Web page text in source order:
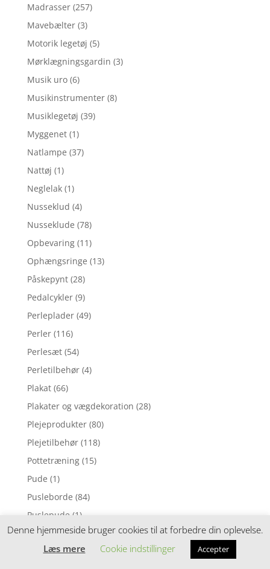
Madrasser (257)
Mavebælter (3)
Motorik legetøj (5)
Mørklægningsgardin (3)
Musik uro (6)
Musikinstrumenter (8)
Musiklegetøj (39)
Myggenet (1)
Natlampe (37)
Nattøj (1)
Neglelak (1)
Nusseklud (4)
Nusseklude (78)
Opbevaring (11)
Ophængsringe (13)
Påskepynt (28)
Pedalcykler (9)
Perleplader (49)
Perler (116)
Perlesæt (54)
Perletilbehør (4)
Plakat (66)
Plakater og vægdekoration (28)
Plejeprodukter (80)
Plejetilbehør (118)
Pottetræning (15)
Pude (1)
Pusleborde (84)
Puslepude (1)
Puslepuder (169)
Puslesæt (88)
Denne hjemmeside bruger cookies til at forbedre din oplevelse.
Læs mere
Cookie indstillinger Accepter